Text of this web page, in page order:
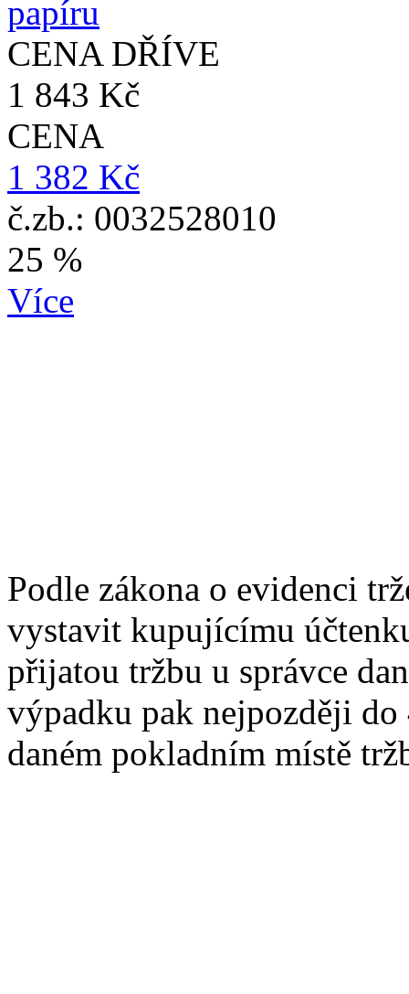
CENA DŘÍVE
1 843 Kč
CENA
1 382 Kč
č.zb.: 0032528010
25 %
Více
Podle zákona o evidenci
vystavit kupujícímu
přijatou tržbu u správce
výpadku pak nejpozději
daném pokladním místě